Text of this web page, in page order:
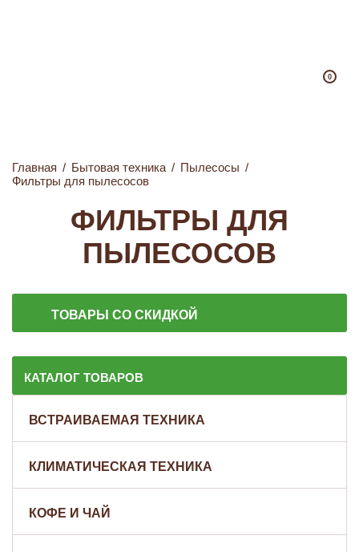
0
Главная / Бытовая техника / Пылесосы /
Фильтры для пылесосов
ФИЛЬТРЫ ДЛЯ
ПЫЛЕСОСОВ
ТОВАРЫ СО СКИДКОЙ
КАТАЛОГ ТОВАРОВ
ВСТРАИВАЕМАЯ ТЕХНИКА
КЛИМАТИЧЕСКАЯ ТЕХНИКА
КОФЕ И ЧАЙ